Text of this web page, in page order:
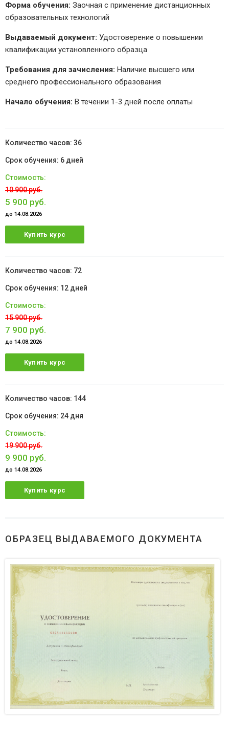
Форма обучения: Заочная с применение дистанционных
образовательных технологий
Выдаваемый документ: Удостоверение о повышении
квалификации установленного образца
Требования для зачисления: Наличие высшего или
среднего профессионального образования
Начало обучения: В течении 1-3 дней после оплаты
36
6 дней
10 900 руб.
5 900 руб.
до 14.08.2026
Купить курс
72
12 дней
15 900 руб.
7 900 руб.
до 14.08.2026
Купить курс
144
24 дня
19 900 руб.
9 900 руб.
до 14.08.2026
Купить курс
ОБРАЗЕЦ ВЫДАВАЕМОГО ДОКУМЕНТА